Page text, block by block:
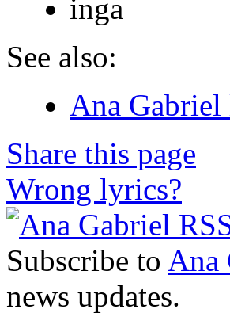
inga
See also:
Ana
Share this page
Wrong lyrics?
Subscribe to Ana
news updates.